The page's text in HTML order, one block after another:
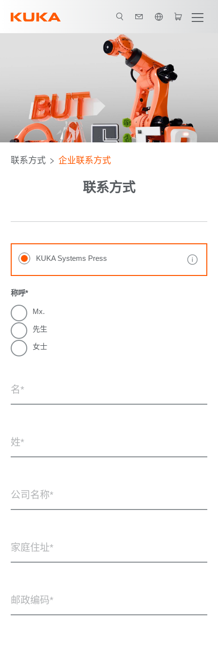
联系方式 企业联系方式
联系方式
KUKA Systems Press
称呼
Mx.
先生
女士
名
姓
公司名称
家庭住址
邮政编码